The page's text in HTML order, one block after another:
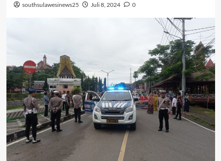
southsulawesinews25 Juli 8, 2024 0